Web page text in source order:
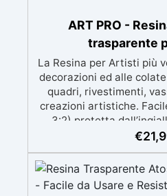
ART PRO -
trasparente
La Resina per Artisti più
decorazioni ed alle
quadri, rivestimenti,
creazioni artistiche.
3:2) protetta
speciali filtri UV Formula
in 12-24h garantendo
€